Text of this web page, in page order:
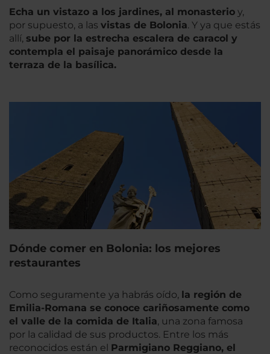
Echa un vistazo a los jardines, al monasterio y,
por supuesto, a las vistas de Bolonia. Y ya que estás
allí, sube por la estrecha escalera de caracol y
contempla el paisaje panorámico desde la
terraza de la basílica.
Dónde comer en Bolonia: los mejores
restaurantes
Como seguramente ya habrás oído, la región de
Emilia-Romana se conoce cariñosamente como
el valle de la comida de Italia, una zona famosa
por la calidad de sus productos. Entre los más
reconocidos están el Parmigiano Reggiano, el